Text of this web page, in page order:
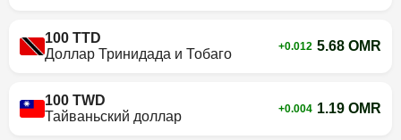
100 TTD
Доллар Тринидада и Тобаго
+0.012 5.68 OMR
100 TWD
Тайваньский доллар
+0.004 1.19 OMR